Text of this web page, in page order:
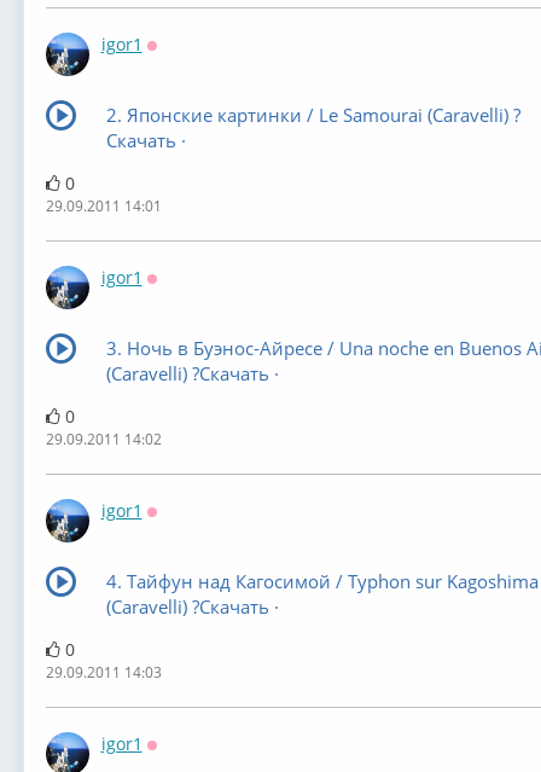
igor1
2. Японские картинки / Le Samourai (Caravelli) ?
Скачать ·
0
29.09.2011 14:01
igor1
3. Ночь в Буэнос-Айресе / Una noche en Buenos
(Caravelli) ?Скачать ·
0
29.09.2011 14:02
igor1
4. Тайфун над Кагосимой / Typhon sur Kagoshima
(Caravelli) ?Скачать ·
0
29.09.2011 14:03
igor1